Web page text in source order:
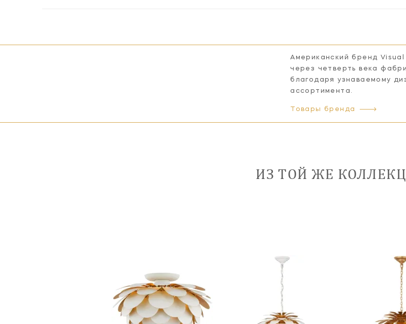
Американский бренд
через четверть века
благодаря узнаваемому
ассортимента.
Товары бренда
ИЗ ТОЙ ЖЕ